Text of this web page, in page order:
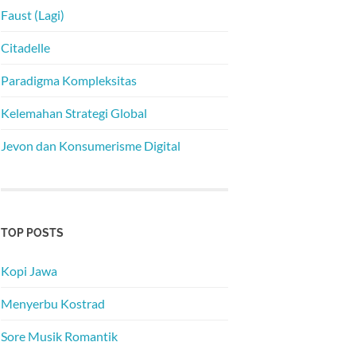
Faust (Lagi)
Citadelle
Paradigma Kompleksitas
Kelemahan Strategi Global
Jevon dan Konsumerisme Digital
TOP POSTS
Kopi Jawa
Menyerbu Kostrad
Sore Musik Romantik